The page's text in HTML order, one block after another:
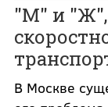
"М" и "Ж",
В Москве